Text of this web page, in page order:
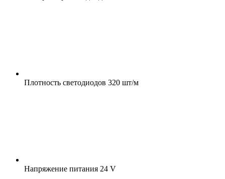
Плотность светодиодов 320 шт/м
Напряжение питания 24 V